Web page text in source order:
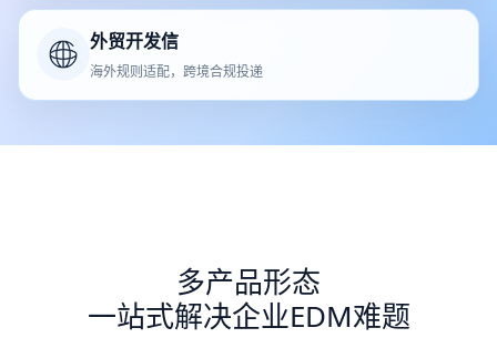
外贸开发信
海外规则适配，跨境合规投递
多产品形态
一站式解决企业EDM难题